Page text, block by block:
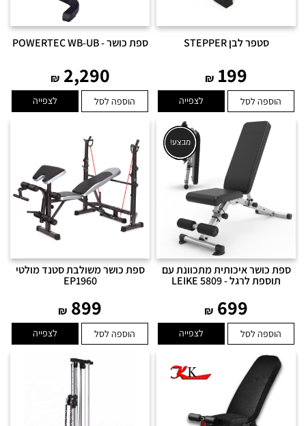
סטפר לבן STEPPER
199
₪
הוספה לסל לצפייה
ספת כושר - POWERTEC WB-UB
2,290
₪
הוספה לסל לצפייה
ספת כושר איכותית מתכוונת עם
תוספת לרגל - LEIKE 5809
699
₪
הוספה לסל לצפייה
ספת כושר משולבת סטנד מולטי
EP1960
899
₪
הוספה לסל לצפייה